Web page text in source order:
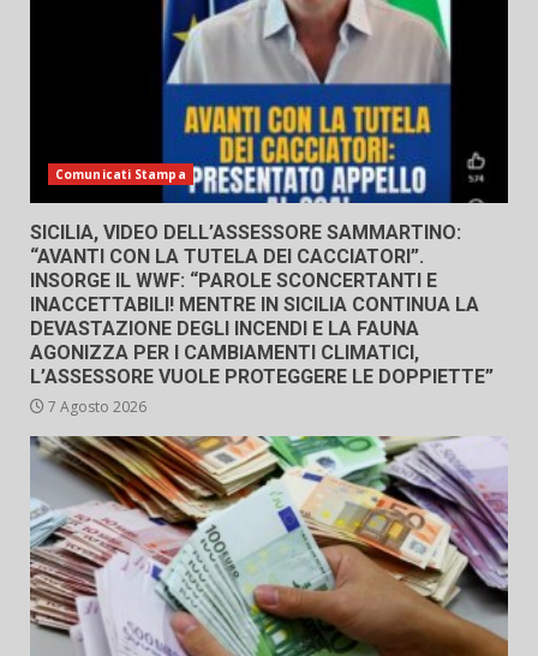
Comunicati Stampa
SICILIA, VIDEO DELL’ASSESSORE SAMMARTINO:
“AVANTI CON LA TUTELA DEI CACCIATORI”.
INSORGE IL WWF: “PAROLE SCONCERTANTI E
INACCETTABILI! MENTRE IN SICILIA CONTINUA LA
DEVASTAZIONE DEGLI INCENDI E LA FAUNA
AGONIZZA PER I CAMBIAMENTI CLIMATICI,
L’ASSESSORE VUOLE PROTEGGERE LE DOPPIETTE”
7 Agosto 2026